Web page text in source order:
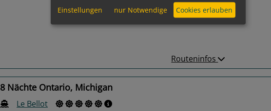
Next
Routeninfos
8 Nächte Ontario, Michigan
Le Bellot
Einstellungen nur Notwendige Cookies erlauben